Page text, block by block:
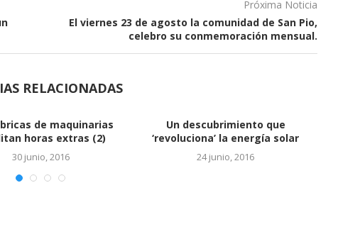
Próxima Noticia
El viernes 23 de agosto la comunidad de San Pio,
celebro su conmemoración mensual.
RELACIONADAS
Vinculan a hijos de Báez con
cuentas en...
24 junio, 2016